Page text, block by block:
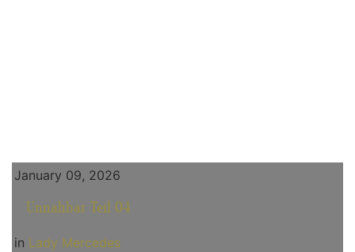
January 09, 2026
Unnahbar Teil 04
in Lady Mercedes